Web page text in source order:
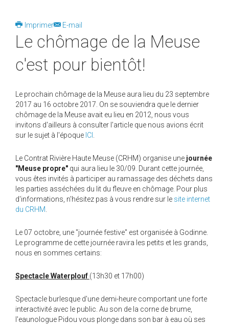
Imprimer E-mail
Le chômage de la Meuse
c'est pour bientôt!
Le prochain chômage de la Meuse aura lieu du 23 septembre
2017 au 16 octobre 2017. On se souviendra que le dernier
chômage de la Meuse avait eu lieu en 2012, nous vous
invitons d'ailleurs à consulter l'article que nous avions écrit
sur le sujet à l'époque ICI
Le Contrat Rivière Haute Meuse (CRHM) organise une journée
"Meuse propre" qui aura lieu le 30/09. Durant cette journée,
vous êtes invités à participer au ramassage des déchets dans
les parties asséchées du lit du fleuve en chômage. Pour plus
d'informations, n'hésitez pas à vous rendre sur le site internet
du CRHM
Le 07 octobre, une "journée festive" est organisée à Godinne.
Le programme de cette journée ravira les petits et les grands,
nous en sommes certains:
Spectacle Waterplouf (13h30 et 17h00)
Spectacle burlesque d'une demi-heure comportant une forte
interactivité avec le public. Au son de la corne de brume,
l'eaunologue Pidou vous plonge dans son bar à eau où ses